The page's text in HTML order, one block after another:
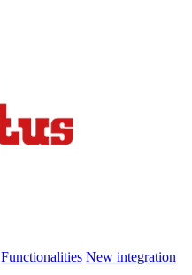
Functionalities New integration